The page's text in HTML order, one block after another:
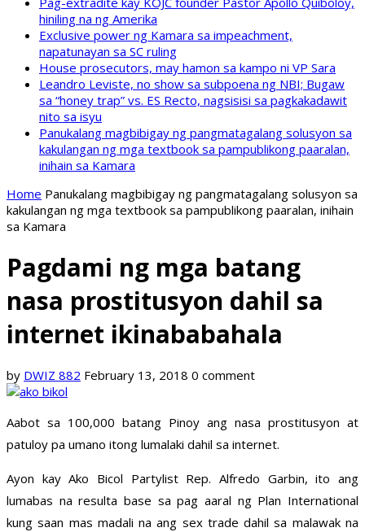
hiniling na ng Amerika
Exclusive power ng Kamara sa impeachment,
napatunayan sa SC ruling
House prosecutors, may hamon sa kampo ni VP Sara
Leandro Leviste, no show sa subpoena ng NBI; Bugaw
sa “honey trap” vs. ES Recto, nagsisisi sa pagkakadawit
nito sa isyu
Panukalang magbibigay ng pangmatagalang solusyon sa
kakulangan ng mga textbook sa pampublikong paaralan,
inihain sa Kamara
Home Panukalang magbibigay ng pangmatagalang solusyon sa
kakulangan ng mga textbook sa pampublikong paaralan, inihain
sa Kamara
Pagdami ng mga batang
nasa prostitusyon dahil sa
internet ikinababahala
by DWIZ 882 February 13, 2018 0 comment
Aabot sa 100,000 batang Pinoy ang nasa prostitusyon at
patuloy pa umano itong lumalaki dahil sa internet.
Ayon kay Ako Bicol Partylist Rep. Alfredo Garbin, ito ang
lumabas na resulta base sa pag aaral ng Plan International
kung saan mas madali na ang sex trade dahil sa malawak na